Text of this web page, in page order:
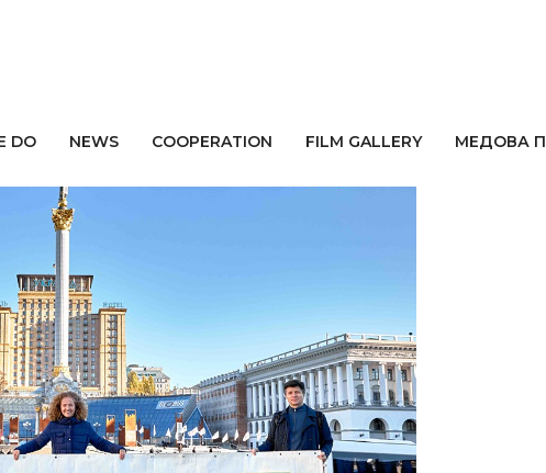
DO NEWS СOOPERATION FILM GALLERY МЕДОВА